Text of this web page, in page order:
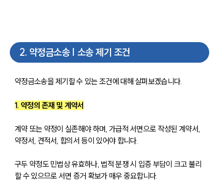
2. 약정금소송 | 소송 제기 조건
약정금소송을 제기할 수 있는 조건에 대해 살펴보겠습니다.
1. 약정의 존재 및 계약서
계약 또는 약정이 실존해야 하며, 가급적 서면으로 작성된 계약서,
약정서, 견적서, 합의서 등이 있어야 합니다.
구두 약정도 민법상 유효하나, 법적 분쟁 시 입증 부담이 크고 불리
할 수 있으므로 서면 증거 확보가 매우 중요합니다.